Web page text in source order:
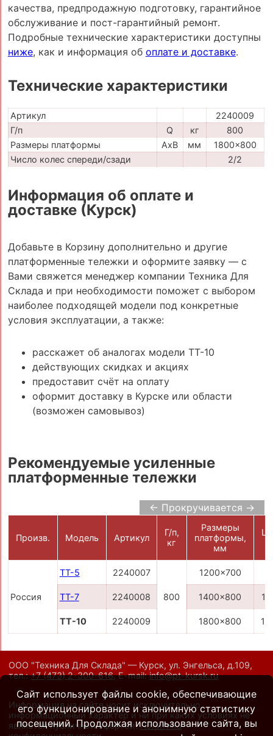
качества, предпродажную подготовку, гарантийное
обслуживание и пост-гарантийный ремонт.
Подробные технические характеристики доступны
ниже, как и информация об оплате и доставке.
Технические характеристики
Артикул
2240009
Г/п
Q кг
800
Размеры платформы
AxB мм
1800x800
Число колес спереди/сзади
2/2
Информация об оплате и
доставке (Курск)
Добавьте в Корзину дополнительно и другие
платформенные тележки и оформите заявку — с
Вами свяжется менеджер компании Техника Для
Склада и при необходимости поможет с выбором
наиболее подходящей модели под конкретные
условия эксплуатации, а также:
расскажет об аналогах модели ТТ-10
действующих скидках и акциях
предоставит счёт на оплату
оформит доставку в Курске или области
(возможен самовывоз)
Рекомендуемые усиленные
платформенные тележки
← Прокручивается →
Произв. Модель Артикул
Г/п,
кг
Размеры
платформы,
мм
Россия
ТТ-5 2240007
800
1200x700
ТТ-7 2240008 1400x800
ТТ-10 2240009 1800x800
ООО "Техника Для Склада" — Курск, ул. Энгельса, д.109,
тел.:+7 (473) 2-300-616,E-mail:info@pt-kursk.ru
Информация на сайте носит исключительно
информационный характер и ни при каких условиях не
является публичной офертой.Политика
Сайт использует файлы cookie, обеспечивающие
его функционирование и анонимную статистику
посещений. Продолжая использование сайта, вы